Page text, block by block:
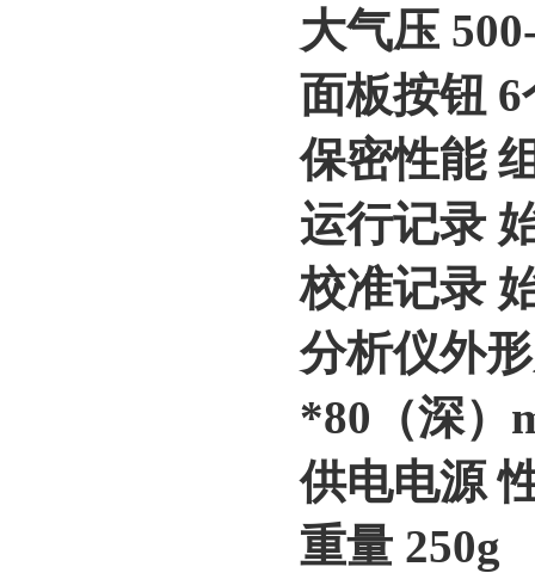
大气压
面板按钮
保密性能
运行记录
校准记录
分析仪外
*80（深）
供电电源
重量 250g